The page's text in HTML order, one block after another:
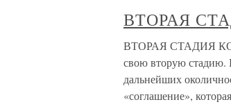
ВТОРАЯ
ВТОРАЯ СТАДИЯ
свою вторую стадию.
дальнейших
«соглашение»,